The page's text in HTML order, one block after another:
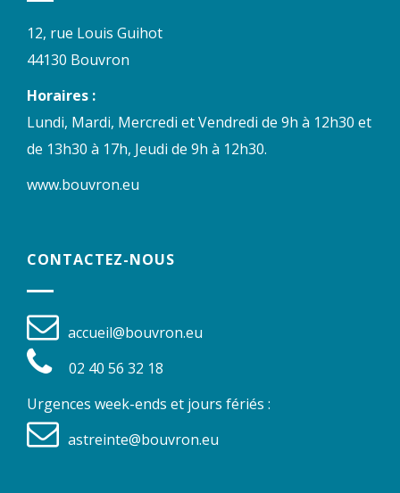
12, rue Louis Guihot
44130 Bouvron
Horaires :
Lundi, Mardi, Mercredi et Vendredi de 9h à 12h30 et
de 13h30 à 17h, Jeudi de 9h à 12h30.
www.bouvron.eu
CONTACTEZ-NOUS
accueil@bouvron.eu
02 40 56 32 18
Urgences week-ends et jours fériés :
astreinte@bouvron.eu